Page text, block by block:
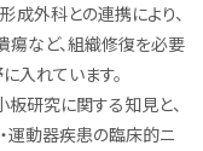
成外科との連携により、
瘍など、組織修復を必要
入れています。
板研究に関する知見と、
運動器疾患の臨床的ニ